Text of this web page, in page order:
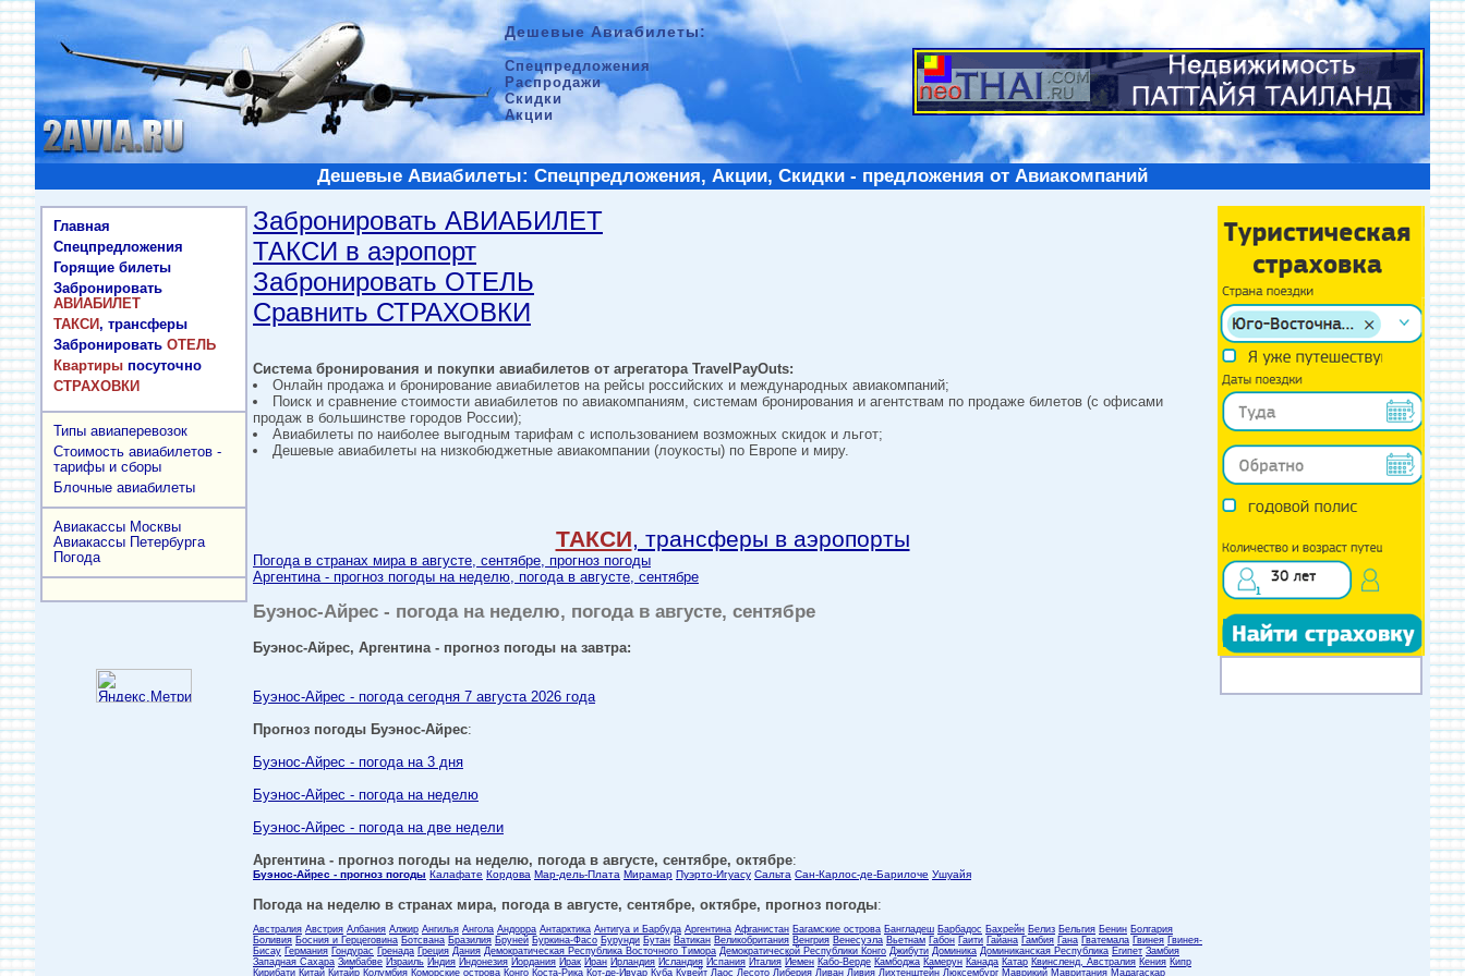
Дешевые Авиабилеты:
Спецпредложения
Распродажи
Скидки
Акции
Дешевые Авиабилеты: Спецпредложения, Акции, Скидки - предложения от Авиакомпаний
Главная
Спецпредложения
Горящие билеты
Забронировать
АВИАБИЛЕТ
ТАКСИ, трансферы
Забронировать ОТЕЛЬ
Квартиры посуточно
СТРАХОВКИ
Типы авиаперевозок
Стоимость авиабилетов -
тарифы и сборы
Блочные авиабилеты
Авиакассы Москвы
Авиакассы Петербурга
Погода
Забронировать АВИАБИЛЕТ
ТАКСИ в аэропорт
Забронировать ОТЕЛЬ
Сравнить СТРАХОВКИ
Система бронирования и покупки авиабилетов от агрегатора TravelPayOuts:
Онлайн продажа и бронирование авиабилетов на рейсы российских и международных авиакомпаний;
Поиск и сравнение стоимости авиабилетов по авиакомпаниям, системам бронирования и агентствам по продаже билетов (с офисами
продаж в большинстве городов России);
Авиабилеты по наиболее выгодным тарифам с использованием возможных скидок и льгот;
Дешевые авиабилеты на низкобюджетные авиакомпании (лоукосты) по Европе и миру.
ТАКСИ, трансферы в аэропорты
Погода в странах мира в августе, сентябре, прогноз погоды
Аргентина - прогноз погоды на неделю, погода в августе, сентябре
Буэнос-Айрес - погода на неделю, погода в августе, сентябре
Буэнос-Айрес, Аргентина - прогноз погоды на завтра:
Буэнос-Айрес - погода сегодня 7 августа 2026 года
Прогноз погоды Буэнос-Айрес:
Буэнос-Айрес - погода на 3 дня
Буэнос-Айрес - погода на неделю
Буэнос-Айрес - погода на две недели
Аргентина - прогноз погоды на неделю, погода в августе, сентябре, октябре:
Буэнос-Айрес - прогноз погоды Калафате Кордова Мар-дель-Плата Мирамар Пуэрто-Игуасу Сальта Сан-Карлос-де-Барилоче Ушуайя
Погода на неделю в странах мира, погода в августе, сентябре, октябре, прогноз погоды:
Австралия Австрия Албания Алжир Ангилья Ангола Андорра Антарктика Антигуа и Барбуда Аргентина Афганистан Багамские острова Бангладеш Барбадос Бахрейн Белиз Бельгия Бенин Болгария
Боливия Босния и Герцеговина Ботсвана Бразилия Бруней Буркина-Фасо Бурунди Бутан Ватикан Великобритания Венгрия Венесуэла Вьетнам Габон Гаити Гайана Гамбия Гана Гватемала Гвинея Гвинея-
Бисау Германия Гондурас Гренада Греция Дания Демократическая Республика Восточного Тимора Демократической Республики Конго Джибути Доминика Доминиканская Республика Египет Замбия
Западная Сахара Зимбабве Израиль Индия Индонезия Иордания Ирак Иран Ирландия Исландия Испания Италия Йемен Кабо-Верде Камбоджа Камерун Канада Катар Квинсленд, Австралия Кения Кипр
Кирибати Китай Китайр Колумбия Коморские острова Конго Коста-Рика Кот-де-Ивуар Куба Кувейт Лаос Лесото Либерия Ливан Ливия Лихтенштейн Люксембург Маврикий Мавритания Мадагаскар